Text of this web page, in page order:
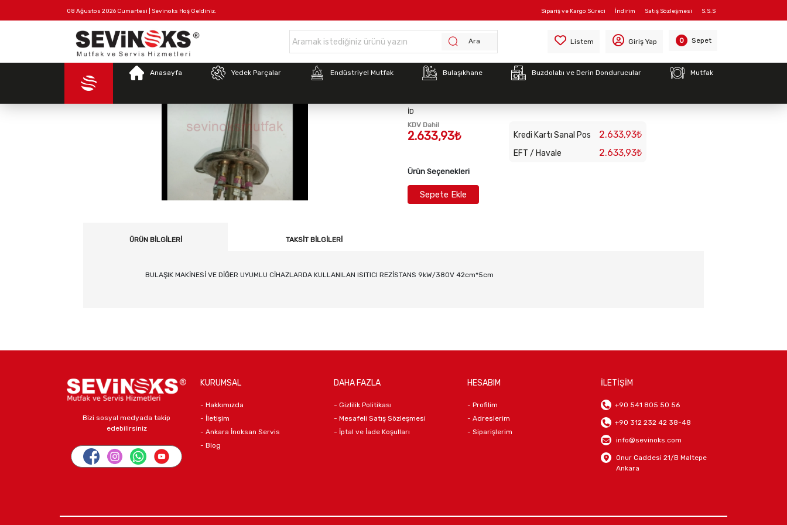
08 Ağustos 2026 Cumartesi | Sevinoks Hoş Geldiniz. S.S.S
Satış Sözleşmesi
İndirim
Sipariş ve Kargo Süreci
Ara Listem Giriş Yap 0 Sepet
Tüm
Hakkımızdaİletişim
Anasayfa
Yedek Parçalar Endüstriyel Mutfak Bulaşıkhane Buzdolabı ve Derin Dondurucular Mutfak
Stok Kodu:7071727422
BULAŞIK MAKİNESİ 9kW/380V
İD
KDV Dahil
2.633,93₺ Kredi Kartı Sanal Pos 2.633,93₺
EFT / Havale 2.633,93₺
Ürün Seçenekleri
Sepete Ekle
ÜRÜN BILGILERI TAKSIT BILGILERI
BULAŞIK MAKİNESİ VE DİĞER UYUMLU CİHAZLARDA KULLANILAN ISITICI REZİSTANS 9kW/380V 42cm*5cm
Bizi sosyal medyada takip
edebilirsiniz
KURUMSAL
- Hakkımızda
- İletişim
- Ankara İnoksan Servis
- Blog
DAHA FAZLA
- Gizlilik Politikası
- Mesafeli Satış Sözleşmesi
- İptal ve İade Koşulları
HESABIM
- Profilim
- Adreslerim
- Siparişlerim
İLETİŞİM
+90 541 805 50 56
+90 312 232 42 38-48
info@sevinoks.com
Onur Caddesi 21/B Maltepe
Ankara